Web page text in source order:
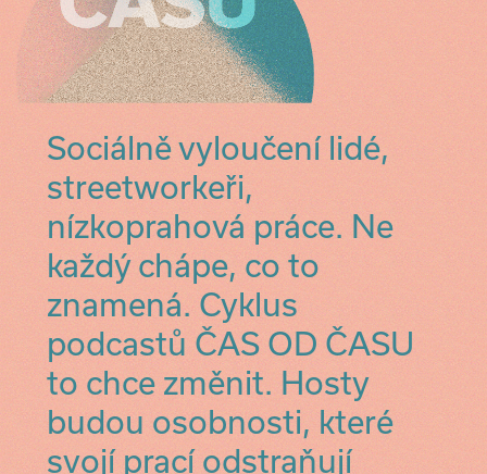
Sociálně vyloučení lidé,
streetworkeři,
nízkoprahová práce. Ne
každý chápe, co to
znamená. Cyklus
podcastů ČAS OD ČASU
to chce změnit. Hosty
budou osobnosti, které
svojí prací odstraňují